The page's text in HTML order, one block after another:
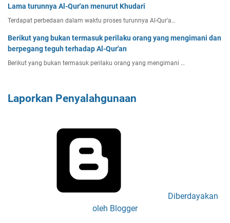
Lama turunnya Al-Qur'an menurut Khudari
Terdapat perbedaan dalam waktu proses turunnya Al-Qur'a…
Berikut yang bukan termasuk perilaku orang yang mengimani dan
berpegang teguh terhadap Al-Qur'an
Berikut yang bukan termasuk perilaku orang yang mengimani …
Laporkan Penyalahgunaan
Diberdayakan
oleh Blogger